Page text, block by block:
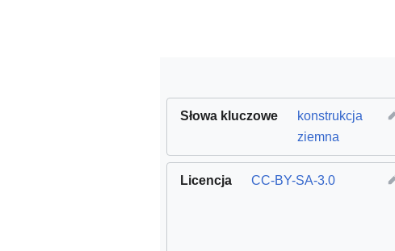
Słowa kluczowe
konstrukcja
ziemna
Licencja CC-BY-SA-3.0